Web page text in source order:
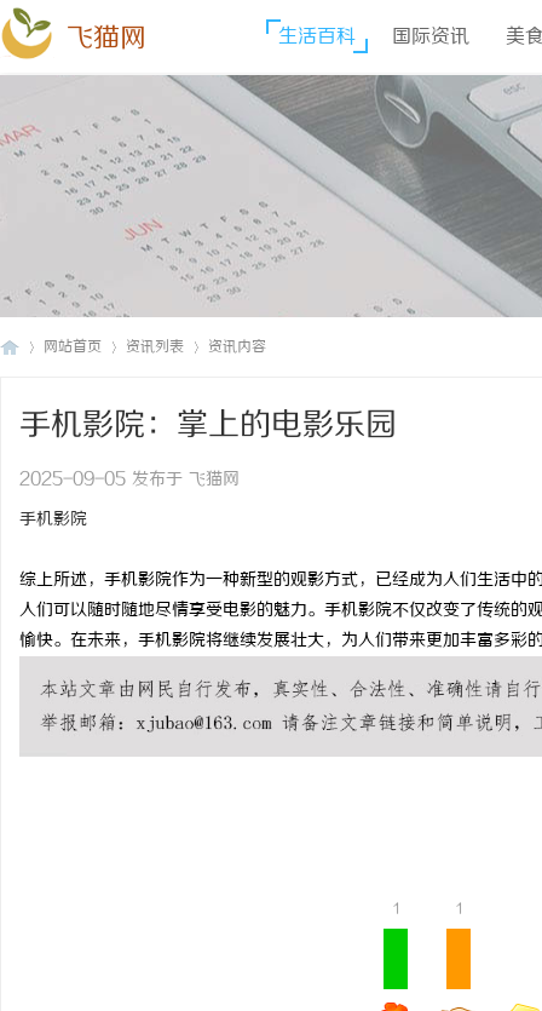
飞猫网 生活百科 国际资讯 美
网站首页 资讯列表 资讯内容
手机影院：掌上的电影乐园
2025-09-05 发布于 飞猫网
手机影院
综上所述，手机影院作为一种新型的观影方式，已经成为人们生活
人们可以随时随地尽情享受电影的魅力。手机影院不仅改变了传统
愉快。在未来，手机影院将继续发展壮大，为人们带来更加丰富多彩
1 1